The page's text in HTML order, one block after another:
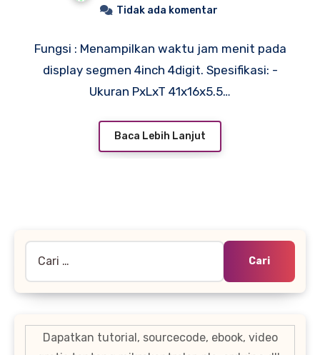
Tidak ada komentar
Fungsi : Menampilkan waktu jam menit pada
display segmen 4inch 4digit. Spesifikasi: -
Ukuran PxLxT 41x16x5.5…
Baca Lebih Lanjut
untuk:
Dapatkan tutorial, sourcecode, ebook, video